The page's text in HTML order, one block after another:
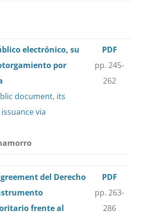
electrónico, su
por
document, its
via
PDF
pp. 245-
262
del Derecho
frente al
PDF
pp. 263-
286